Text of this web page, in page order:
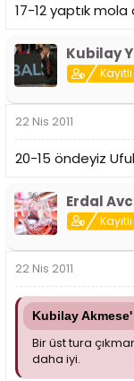
17-12 yaptık mola
Kubilay
22 Nis 2011
20-15 öndeyiz
Erdal
22 Nis 2011
Kubilay Akmese'
Bir üst tura
daha iyi.